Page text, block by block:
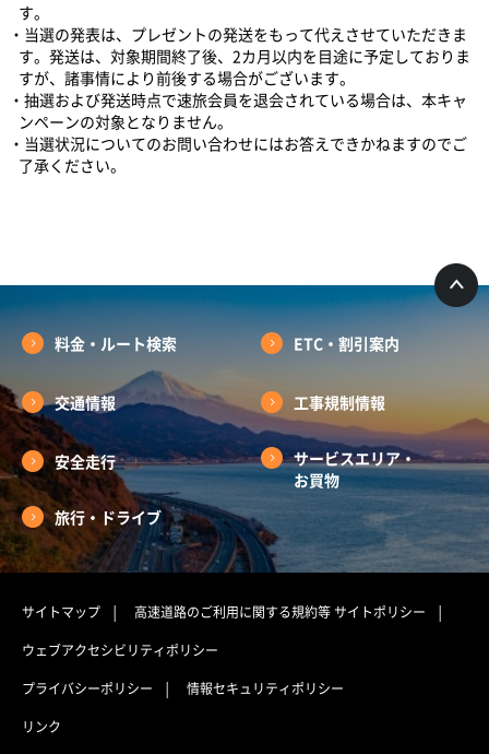
す。
・当選の発表は、プレゼントの発送をもって代えさせていただきま
す。発送は、対象期間終了後、2カ月以内を目途に予定しておりま
すが、諸事情により前後する場合がございます。
・抽選および発送時点で速旅会員を退会されている場合は、本キャ
ンペーンの対象となりません。
・当選状況についてのお問い合わせにはお答えできかねますのでご
了承ください。
料金・ルート検索 ETC・割引案内
交通情報 工事規制情報
安全走行
サービスエリア・
お買物
旅行・ドライブ
サイトマップ 高速道路のご利用に関する規約等サイトポリシー
ウェブアクセシビリティポリシー
プライバシーポリシー
情報セキュリティポリシー
リンク